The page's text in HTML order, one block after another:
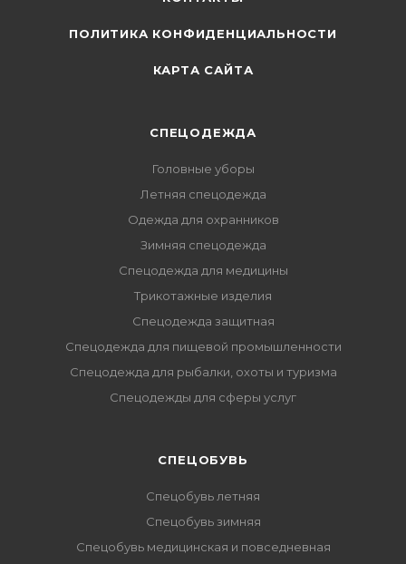
ПОЛИТИКА КОНФИДЕНЦИАЛЬНОСТИ
КАРТА САЙТА
СПЕЦОДЕЖДА
Головные уборы
Летняя спецодежда
Одежда для охранников
Зимняя спецодежда
Спецодежда для медицины
Трикотажные изделия
Спецодежда защитная
Спецодежда для пищевой промышленности
Спецодежда для рыбалки, охоты и туризма
Спецодежды для сферы услуг
CПЕЦОБУВЬ
Спецобувь летняя
Спецобувь зимняя
Спецобувь медицинская и повседневная